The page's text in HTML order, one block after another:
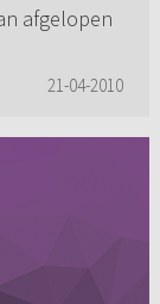
afgelopen
21-04-2010